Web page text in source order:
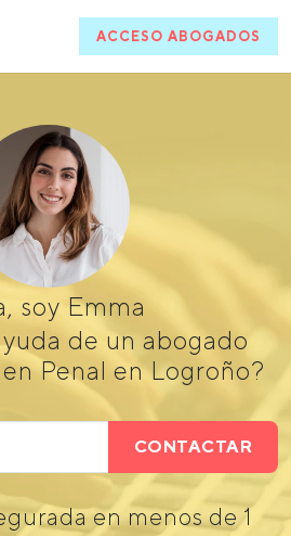
ACCESO ABOGADOS
soy Emma
de un abogado
Penal en Logroño?
CONTACTAR
en menos de 1